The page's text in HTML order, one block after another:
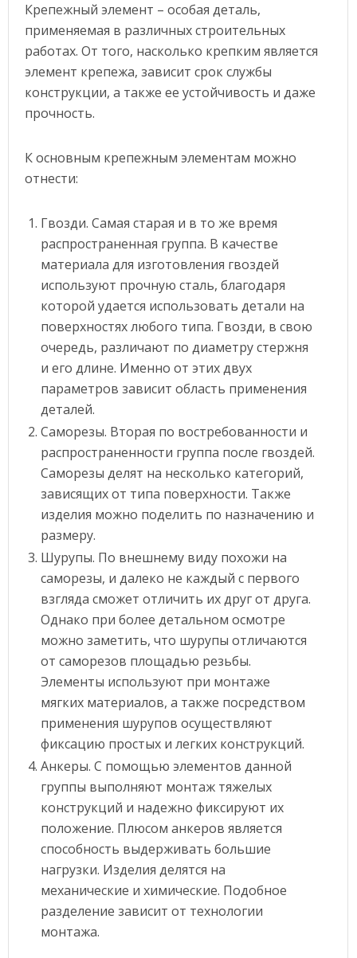
Крепежный элемент – особая деталь,
применяемая в различных строительных
работах. От того, насколько крепким является
элемент крепежа, зависит срок службы
конструкции, а также ее устойчивость и даже
прочность.
К основным крепежным элементам можно
отнести:
Гвозди. Самая старая и в то же время
распространенная группа. В качестве
материала для изготовления гвоздей
используют прочную сталь, благодаря
которой удается использовать детали на
поверхностях любого типа. Гвозди, в свою
очередь, различают по диаметру стержня
и его длине. Именно от этих двух
параметров зависит область применения
деталей.
Саморезы. Вторая по востребованности и
распространенности группа после гвоздей.
Саморезы делят на несколько категорий,
зависящих от типа поверхности. Также
изделия можно поделить по назначению и
размеру.
Шурупы. По внешнему виду похожи на
саморезы, и далеко не каждый с первого
взгляда сможет отличить их друг от друга.
Однако при более детальном осмотре
можно заметить, что шурупы отличаются
от саморезов площадью резьбы.
Элементы используют при монтаже
мягких материалов, а также посредством
применения шурупов осуществляют
фиксацию простых и легких конструкций.
Анкеры. С помощью элементов данной
группы выполняют монтаж тяжелых
конструкций и надежно фиксируют их
положение. Плюсом анкеров является
способность выдерживать большие
нагрузки. Изделия делятся на
механические и химические. Подобное
разделение зависит от технологии
монтажа.